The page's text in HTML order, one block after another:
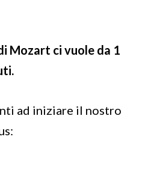
Mozart ci vuole da 1
ad iniziare il nostro